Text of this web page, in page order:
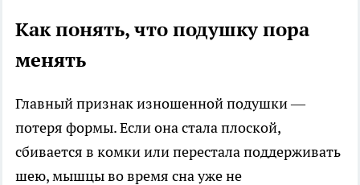
Как понять, что подушку пора
менять
Главный признак изношенной подушки —
потеря формы. Если она стала плоской,
сбивается в комки или перестала поддерживать
шею, мышцы во время сна уже не